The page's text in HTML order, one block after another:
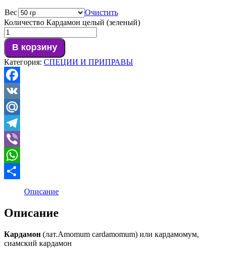
Вес
Очистить
Количество Кардамон целый (зеленый)
В корзину
Категория: СПЕЦИИ И ПРИПРАВЫ
Facebook
VK
Mail.Ru
Telegram
Viber
WhatsApp
Отправить
Описание
Описание
Кардамон (лат.Amomum cardamomum) или кардамомум,
сиамский кардамон